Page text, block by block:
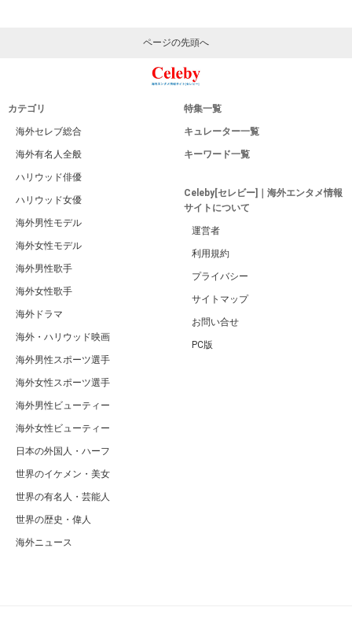
ページの先頭へ
カテゴリ
海外セレブ総合
海外有名人全般
ハリウッド俳優
ハリウッド女優
海外男性モデル
海外女性モデル
海外男性歌手
海外女性歌手
海外ドラマ
海外・ハリウッド映画
海外男性スポーツ選手
海外女性スポーツ選手
海外男性ビューティー
海外女性ビューティー
日本の外国人・ハーフ
世界のイケメン・美女
世界の有名人・芸能人
世界の歴史・偉人
海外ニュース
特集一覧
キュレーター一覧
キーワード一覧
Celeby[セレビー]｜海外エンタメ情報
サイトについて
運営者
利用規約
プライバシー
サイトマップ
お問い合せ
PC版